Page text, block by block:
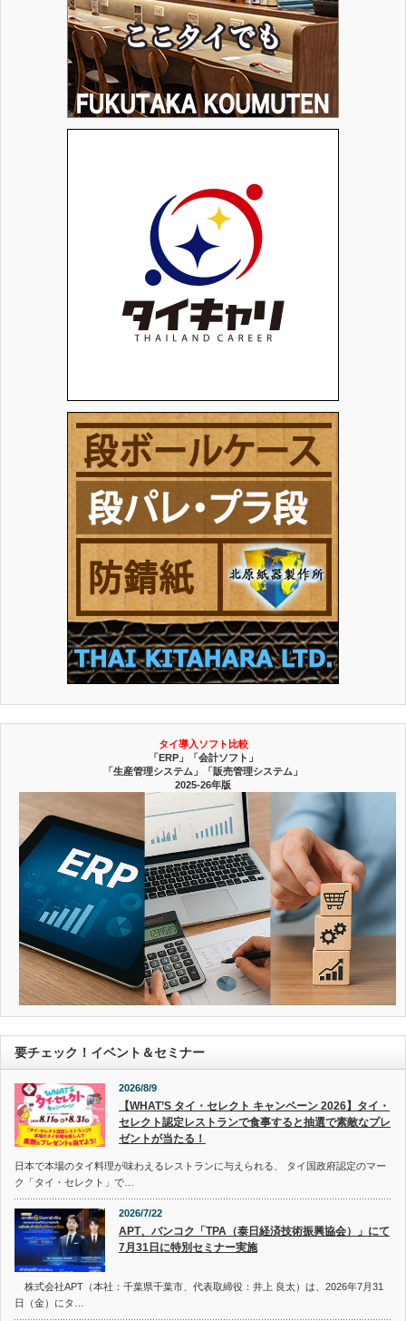
タイ導入ソフト比較
「ERP」「会計ソフト」
「生産管理システム」「販売管理システム」
2025-26年版
要チェック！イベント＆セミナー
2026/8/9
【WHAT’S タイ・セレクト キャンペーン 2026】タイ・
セレクト認定レストランで食事すると抽選で素敵なプレ
ゼントが当たる！
日本で本場のタイ料理が味わえるレストランに与えられる、 タイ国政府認定のマー
ク「タイ・セレクト」で…
2026/7/22
APT、バンコク「TPA（泰日経済技術振興協会）」にて
7月31日に特別セミナー実施
株式会社APT（本社：千葉県千葉市、代表取締役：井上 良太）は、2026年7月31
日（金）にタ…